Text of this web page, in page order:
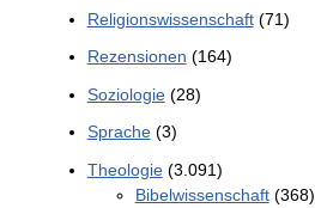
Religionswissenschaft(71)
Rezensionen (164)
Soziologie(28)
Sprache(3)
Theologie(3.091)
Bibelwissenschaft(368)